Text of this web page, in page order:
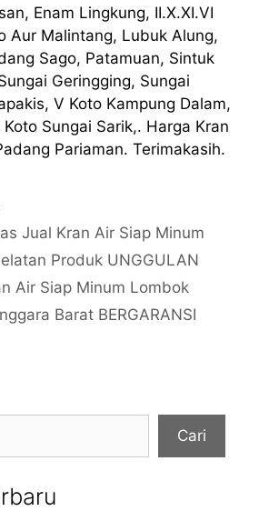
Enam Lingkung, II.X.XI.VI
Aur Malintang, Lubuk Alung,
Sago, Patamuan, Sintuk
Geringging, Sungai
V Koto Kampung Dalam,
Sungai Sarik,. Harga Kran
Pariaman. Terimakasih.
Jual Kran Air Siap Minum
Produk UNGGULAN
Air Siap Minum Lombok
Barat BERGARANSI
Cari